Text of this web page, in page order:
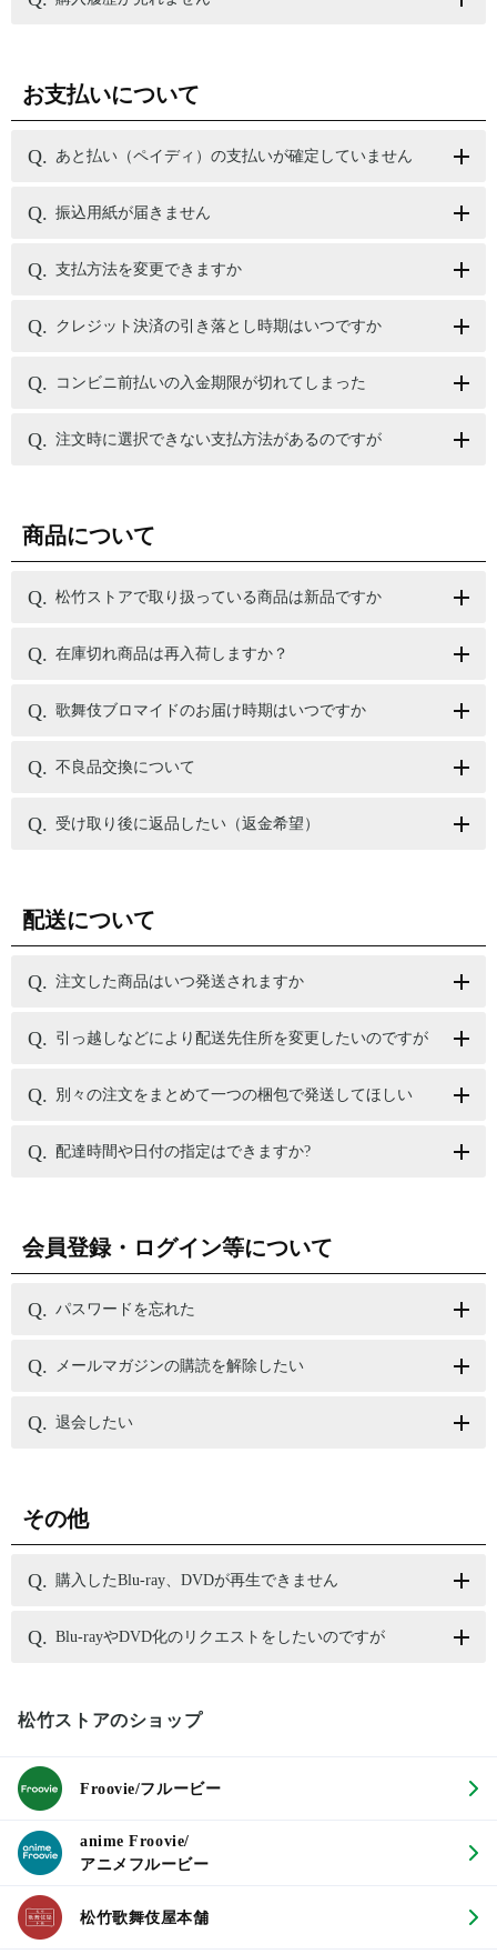
お支払いについて
あと払い（ペイディ）の支払いが確定していません
振込用紙が届きません
支払方法を変更できますか
クレジット決済の引き落とし時期はいつですか
コンビニ前払いの入金期限が切れてしまった
注文時に選択できない支払方法があるのですが
商品について
松竹ストアで取り扱っている商品は新品ですか
在庫切れ商品は再入荷しますか？
歌舞伎ブロマイドのお届け時期はいつですか
不良品交換について
受け取り後に返品したい（返金希望）
配送について
注文した商品はいつ発送されますか
引っ越しなどにより配送先住所を変更したいのですが
別々の注文をまとめて一つの梱包で発送してほしい
配達時間や日付の指定はできますか?
会員登録・ログイン等について
パスワードを忘れた
メールマガジンの購読を解除したい
退会したい
その他
購入したBlu-ray、DVDが再生できません
Blu-rayやDVD化のリクエストをしたいのですが
松竹ストアのショップ
Froovie/フルービー
anime Froovie/
アニメフルービー
松竹歌舞伎屋本舗